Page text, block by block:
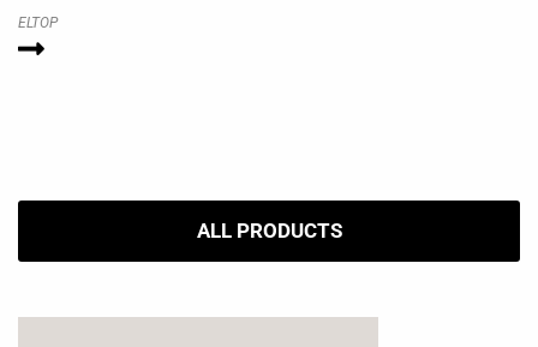
ELTOP
ALL PRODUCTS